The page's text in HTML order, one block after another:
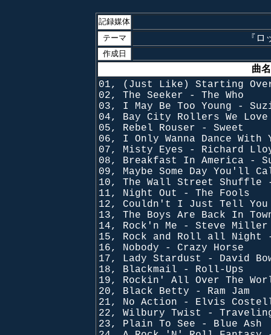
記録媒体
テーマ
『
作成日
曲
01, (Just Like) Starting
02, The Seeker - The Who
03, I May Be Too Young -
04, Bay City Rollers We
05, Rebel Rouser - Sweet
06, I Only Wanna Dance
07, Misty Eyes - Richard
08, Breakfast In America -
09, Maybe Some Day You'll
10, The Wall Street Shuffle
11, Night Out - The Fools
12, Couldn't I Just Tell You
13, The Boys Are Back In
14, Rock'n Me - Steve Miller
15, Rock and Roll all Night
16, Nobody - Crazy Horse
17, Lady Stardust - David
18, Blackmail - Roll-Ups
19, Rockin' All Over The
20, Black Betty - Ram Jam
21, No Action - Elvis
22, Wilbury Twist -
23, Plain To See - Blue Ash